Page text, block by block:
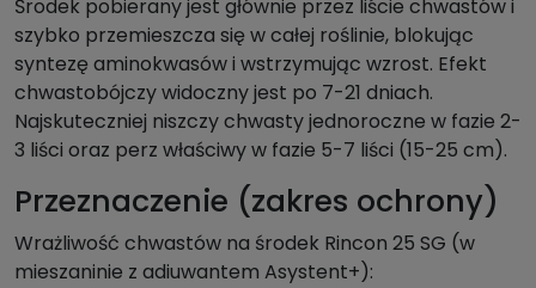
Środek pobierany jest głównie przez liście chwastów i
szybko przemieszcza się w całej roślinie, blokując
syntezę aminokwasów i wstrzymując wzrost. Efekt
chwastobójczy widoczny jest po 7-21 dniach.
Najskuteczniej niszczy chwasty jednoroczne w fazie 2-
3 liści oraz perz właściwy w fazie 5-7 liści (15-25 cm).
Przeznaczenie (zakres ochrony)
Wrażliwość chwastów na środek Rincon 25 SG (w
mieszaninie z adiuwantem Asystent+):